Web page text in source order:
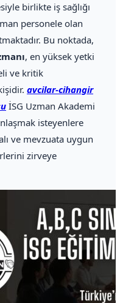
birlikte iş sağlığı
personele olan
Bu noktada,
, en yüksek yetki
ve kritik
avcilar-cihangir
İSG Uzman Akademi
isteyenlere
ve mevzuata uygun
zirveye